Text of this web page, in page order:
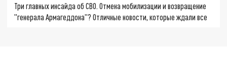
Три главных инсайда об СВО. Отмена мобилизации и возвращение
"генерала Армагеддона"? Отличные новости, которые ждали все